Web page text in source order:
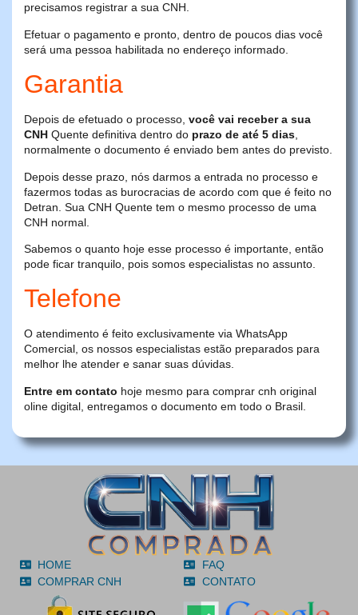
precisamos registrar a sua CNH.
Efetuar o pagamento e pronto, dentro de poucos dias você
será uma pessoa habilitada no endereço informado.
Garantia
Depois de efetuado o processo, você vai receber a sua
CNH Quente definitiva dentro do prazo de até 5 dias,
normalmente o documento é enviado bem antes do previsto.
Depois desse prazo, nós darmos a entrada no processo e
fazermos todas as burocracias de acordo com que é feito no
Detran. Sua CNH Quente tem o mesmo processo de uma
CNH normal.
Sabemos o quanto hoje esse processo é importante, então
pode ficar tranquilo, pois somos especialistas no assunto.
Telefone
O atendimento é feito exclusivamente via WhatsApp
Comercial, os nossos especialistas estão preparados para
melhor lhe atender e sanar suas dúvidas.
Entre em contato hoje mesmo para comprar cnh original
oline digital, entregamos o documento em todo o Brasil.
HOME
COMPRAR CNH
FAQ
CONTATO